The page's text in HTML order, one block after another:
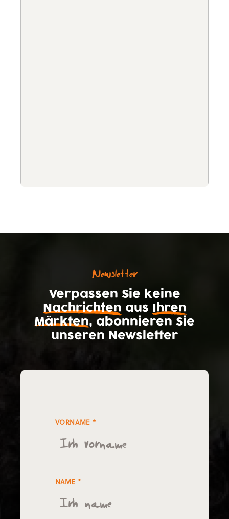
Newsletter
Verpassen Sie keine
Nachrichten aus Ihren
Märkten, abonnieren Sie
unseren Newsletter